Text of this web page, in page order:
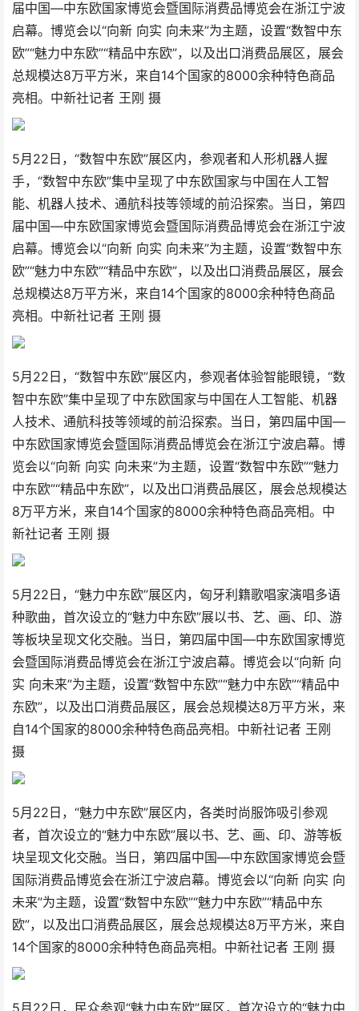
届中国—中东欧国家博览会暨国际消费品博览会在浙江宁波
启幕。博览会以“向新 向实 向未来”为主题，设置“数智中东
欧”“魅力中东欧”“精品中东欧”，以及出口消费品展区，展会
总规模达8万平方米，来自14个国家的8000余种特色商品
亮相。中新社记者 王刚 摄
5月22日，“数智中东欧”展区内，参观者和人形机器人握
手，“数智中东欧”集中呈现了中东欧国家与中国在人工智
能、机器人技术、通航科技等领域的前沿探索。当日，第四
届中国—中东欧国家博览会暨国际消费品博览会在浙江宁波
启幕。博览会以“向新 向实 向未来”为主题，设置“数智中东
欧”“魅力中东欧”“精品中东欧”，以及出口消费品展区，展会
总规模达8万平方米，来自14个国家的8000余种特色商品
亮相。中新社记者 王刚 摄
5月22日，“数智中东欧”展区内，参观者体验智能眼镜，“数
智中东欧”集中呈现了中东欧国家与中国在人工智能、机器
人技术、通航科技等领域的前沿探索。当日，第四届中国—
中东欧国家博览会暨国际消费品博览会在浙江宁波启幕。博
览会以“向新 向实 向未来”为主题，设置“数智中东欧”“魅力
中东欧”“精品中东欧”，以及出口消费品展区，展会总规模达
8万平方米，来自14个国家的8000余种特色商品亮相。中
新社记者 王刚 摄
5月22日，“魅力中东欧”展区内，匈牙利籍歌唱家演唱多语
种歌曲，首次设立的“魅力中东欧”展以书、艺、画、印、游
等板块呈现文化交融。当日，第四届中国—中东欧国家博览
会暨国际消费品博览会在浙江宁波启幕。博览会以“向新 向
实 向未来”为主题，设置“数智中东欧”“魅力中东欧”“精品中
东欧”，以及出口消费品展区，展会总规模达8万平方米，来
自14个国家的8000余种特色商品亮相。中新社记者 王刚
摄
5月22日，“魅力中东欧”展区内，各类时尚服饰吸引参观
者，首次设立的“魅力中东欧”展以书、艺、画、印、游等板
块呈现文化交融。当日，第四届中国—中东欧国家博览会暨
国际消费品博览会在浙江宁波启幕。博览会以“向新 向实 向
未来”为主题，设置“数智中东欧”“魅力中东欧”“精品中东
欧”，以及出口消费品展区，展会总规模达8万平方米，来自
14个国家的8000余种特色商品亮相。中新社记者 王刚 摄